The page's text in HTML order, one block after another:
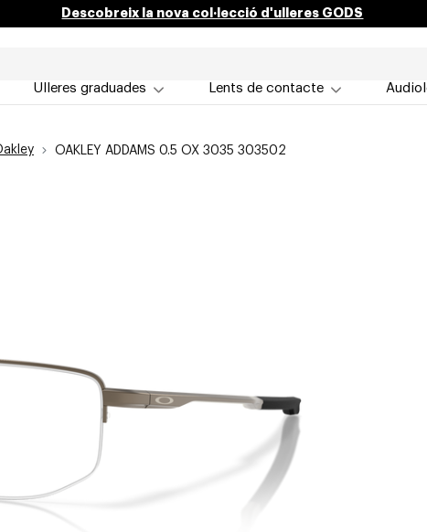
Descobreix la nova col·lecció d'ulleres GODS
Ulleres graduades Lents de contacte
OAKLEY ADDAMS 0.5 OX 3035 303502